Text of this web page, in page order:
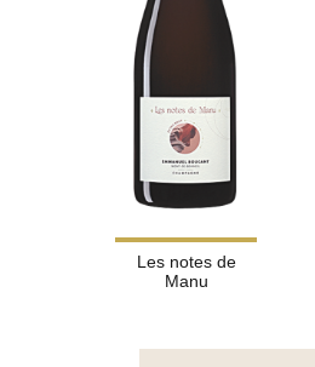
Les notes de
Manu